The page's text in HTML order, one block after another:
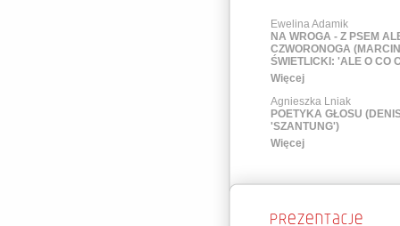
Ewelina Adamik
NA WROGA - Z PSEM
CZWORONOGA (MARCIN
ŚWIETLICKI: 'ALE O CO
Więcej
Agnieszka Lniak
POETYKA GŁOSU
'SZANTUNG')
Więcej